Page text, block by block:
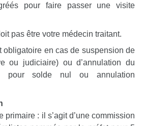
pour faire passer une visite
pas être votre médecin traitant.
obligatoire en cas de suspension de
ou judiciaire) ou d’annulation du
pour solde nul ou annulation
primaire : il s’agit d’une commission